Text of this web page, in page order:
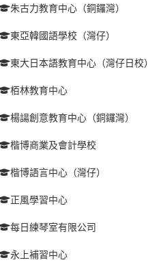
朱古力教育中心（銅鑼灣）
東亞韓國語學校（灣仔）
東大日本語教育中心（灣仔日校）
栢林教育中心
楊諹創意教育中心（銅鑼灣）
楷博商業及會計學校
楷博語言中心（灣仔）
正風學習中心
每日練琴室有限公司
永上補習中心